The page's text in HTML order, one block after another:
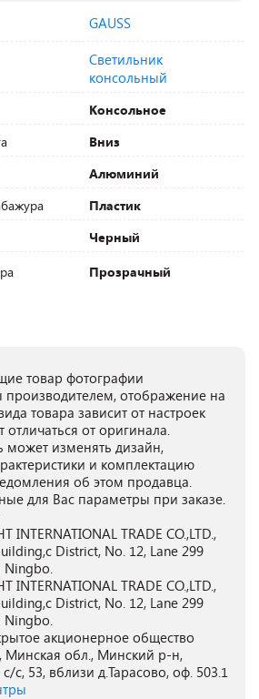
GAUSS
Светильник
консольный
Консольное
Вниз
Алюминий
Пластик
Черный
Прозрачный
товар фотографии
производителем, отображение на
товара зависит от настроек
от оригинала.
может изменять дизайн,
и комплектацию
об этом продавца.
для Вас параметры при заказе.
INTERNATIONAL TRADE CO.,LTD.,
District, No. 12, Lane 299
Ningbo.
INTERNATIONAL TRADE CO.,LTD.,
District, No. 12, Lane 299
Ningbo.
акционерное общество
Минская обл., Минский р-н,
с, 53, вблизи д.Тарасово, оф. 503.1